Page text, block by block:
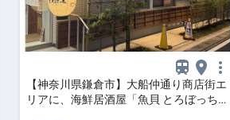
【神奈川県鎌倉市】大船仲通り商店街エ
リアに、海鮮居酒屋「魚貝 とろぼっち